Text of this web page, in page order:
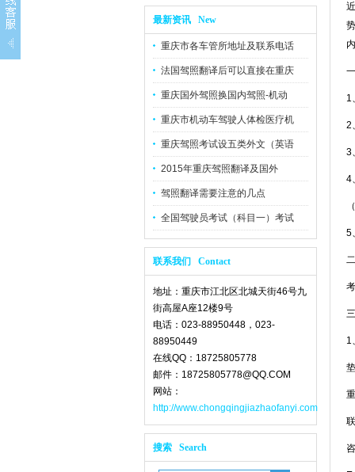
最新资讯 New
重庆市各车管所地址及联系电话
法国驾照翻译后可以直接在重庆
重庆国外驾照换国内驾照-机动
重庆市机动车驾驶人体检医疗机
重庆驾照考试设五类外文（英语
2015年重庆驾照翻译及国外
驾照翻译需要注意的几点
全国驾驶员考试（科目一）考试
联系我们 Contact
地址：重庆市江北区北城天街46号九
街高屋A座12楼9号
电话：023-88950448，023-
88950449
在线QQ：18725805778
邮件：18725805778@QQ.COM
网站：
http://www.chongqingjiazhaofanyi.com
搜索 Search
1
2
3
4
5
1